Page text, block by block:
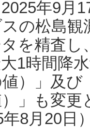
年9月
の松島観
を精査し
大1時間降
値）」及
」も変
年8月20日）